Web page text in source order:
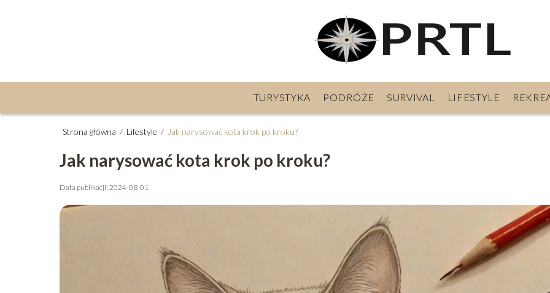
TURYSTYKA PODRÓŻE SURVIVAL LIFESTYLE
Strona główna / Lifestyle / Jak narysować kota krok po kroku?
Jak narysować kota krok po kroku?
Data publikacji: 2024-08-01